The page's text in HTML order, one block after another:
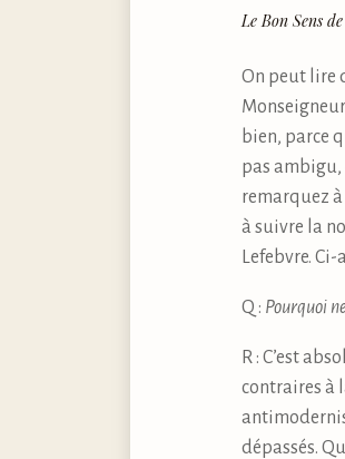
Le Bon Sens
On peut lire
bien, parce
pas ambigu,
remarquez
à suivre la
Lefebvre.
Q : Pourquoi
R : C’est
contraires à
dépassés.